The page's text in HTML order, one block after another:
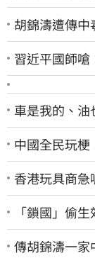
胡錦濤遭傳
習近平國師
車是我的、
中國全民玩
香港玩具商
「鎖國」偷
傳胡錦濤一家